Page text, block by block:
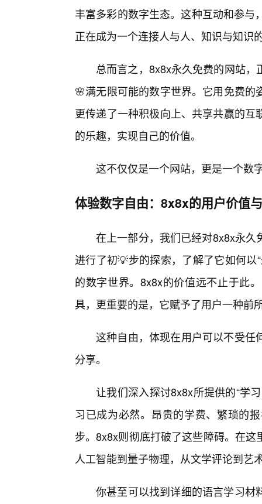
丰富多彩的数字生态。这种互动和参
正在成为一个连接人与人、知识与知识
总而言之，8x8x永久免费的网站
🌸满无限可能的数字世界。它用免费
更传递了一种积极向上、共享共赢的
的乐趣，实现自己的价值。
这不仅仅是一个网站，更是一个数
体验数字自由：8x8x的用户价值
在上一部分，我们已经对8x8x永
进行了初💡步的探索，了解了它如何
的数字世界。8x8x的价值远不止于此
具，更重要的是，它赋予了用户一种前
这种自由，体现在用户可以不受任
分享。
让我们深入探讨8x8x所提供的“学
习已成为必然。昂贵的学费、繁琐的
步。8x8x则彻底打破了这些障碍。在
人工智能到量子物理，从文学评论到艺
你甚至可以找到详细的语言学习材